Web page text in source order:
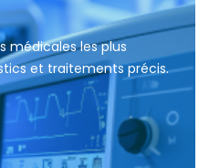
médicales les plus
et traitements précis.